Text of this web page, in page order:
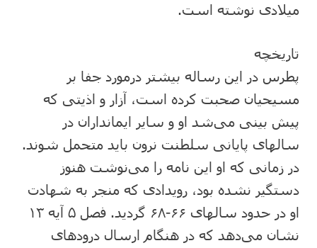
میلادی نوشته است.
تاریخچه
پطرس در این رساله بیشتر درمورد جفا بر
مسیحیان صحبت کرده است، آزار و اذیتی که
پیش بینی می‌شد او و سایر ایمانداران در
سالهای پایانی سلطنت نرون باید متحمل شوند.
در زمانی که او این نامه را می‌نوشت هنوز
دستگیر نشده بود، رویدادی که منجر به شهادت
او در حدود سالهای ۶۶-۶۸ گردید. فصل ۵ آیه ۱۳
نشان می‌دهد که در هنگام ارسال درودهای